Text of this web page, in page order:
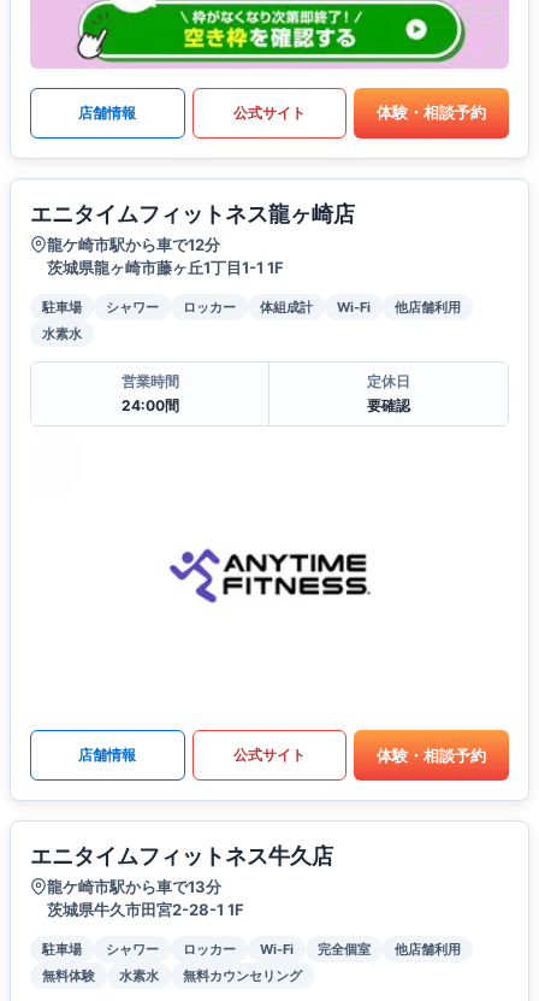
店舗情報 公式サイト 体験・相談予約
エニタイムフィットネス龍ヶ崎店
龍ケ崎市駅から車で12分
茨城県龍ヶ崎市藤ヶ丘1丁目1-1 1F
駐車場 シャワー ロッカー 体組成計 Wi-Fi
他店舗利用
水素水
営業時間
24:00間
定休日
要確認
店舗情報 公式サイト 体験・相談予約
エニタイムフィットネス牛久店
龍ケ崎市駅から車で13分
茨城県牛久市田宮2-28-1 1F
駐車場 シャワー ロッカー Wi-Fi 完全個室
他店舗利用
無料体験
水素水 無料カウンセリング